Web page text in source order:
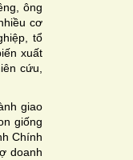
ông
cơ
tổ
xuất
cứu,
giao
giống
Chính
doanh